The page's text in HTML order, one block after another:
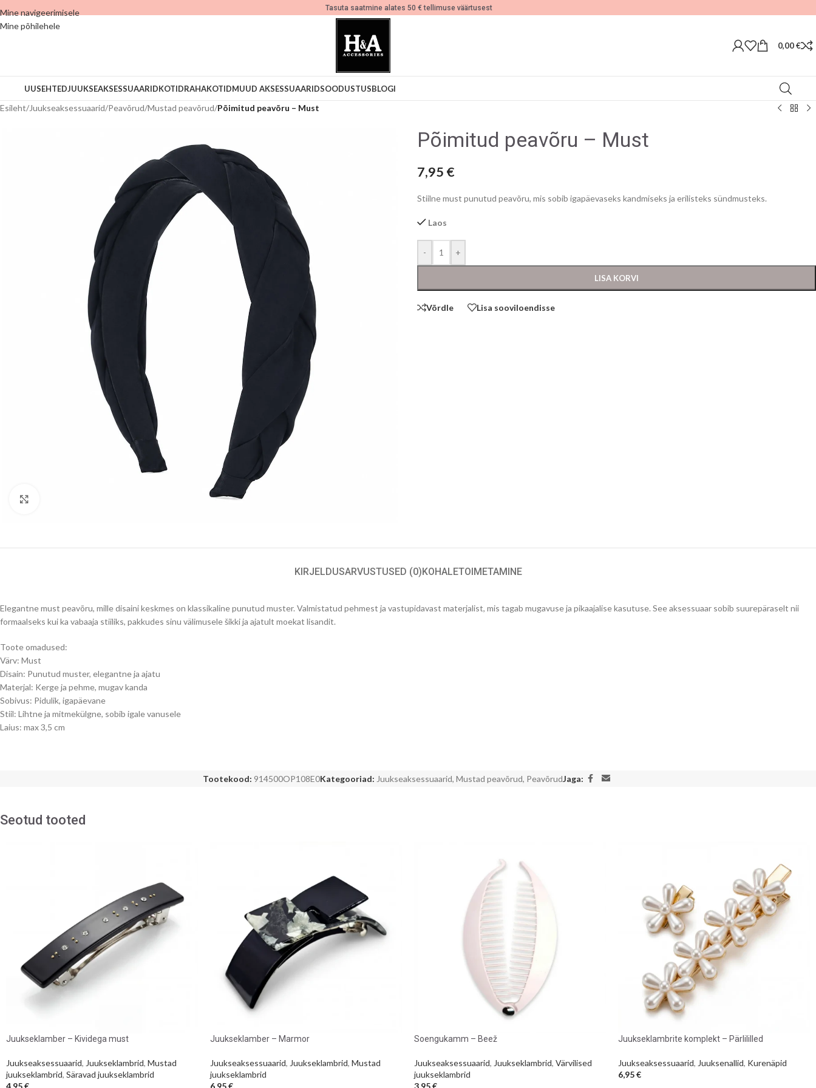
Mine navigeerimisele
Mine põhilehele
Tasuta saatmine alates 50 € tellimuse väärtusest
0,00€
UUSEHTEDJUUKSEAKSESSUAARIDKOTIDRAHAKOTIDMUUD AKSESSUAARIDSOODUSTUSBLOGI
Esileht/Juukseaksessuaarid/Peavõrud/Mustad peavõrud/Põimitud peavõru – Must
Põimitud peavõru – Must
7,95 €
Stiilne must punutud peavõru, mis sobib igapäevaseks kandmiseks ja erilisteks sündmusteks.
Laos
- +
LISA KORVI
Võrdle Lisa sooviloendisse
KIRJELDUSARVUSTUSED (0)KOHALETOIMETAMINE
Elegantne must peavõru, mille disaini keskmes on klassikaline punutud muster. Valmistatud pehmest ja vastupidavast materjalist, mis tagab mugavuse ja pikaajalise kasutuse. See aksessuaar sobib suurepäraselt nii
formaalseks kui ka vabaaja stiiliks, pakkudes sinu välimusele šikki ja ajatult moekat lisandit.
Toote omadused:
Värv: Must
Disain: Punutud muster, elegantne ja ajatu
Materjal: Kerge ja pehme, mugav kanda
Sobivus: Pidulik, igapäevane
Stiil: Lihtne ja mitmekülgne, sobib igale vanusele
Laius: max 3,5 cm
Tootekood: 914500OP108E0Kategooriad: Juukseaksessuaarid, Mustad peavõrud, PeavõrudJaga:
Seotud tooted
Juukseklamber – Kividega must
Juukseaksessuaarid, Juukseklambrid, Mustad
juukseklambrid, Säravad juukseklambrid
4,95€
Juukseklamber – Marmor
Juukseaksessuaarid, Juukseklambrid, Mustad
juukseklambrid
6,95€
Soengukamm – Beež
Juukseaksessuaarid, Juukseklambrid, Värvilised
juukseklambrid
3,95€
Juukseklambrite komplekt – Pärlililled
Juukseaksessuaarid, Juuksenallid, Kurenäpid
6,95€